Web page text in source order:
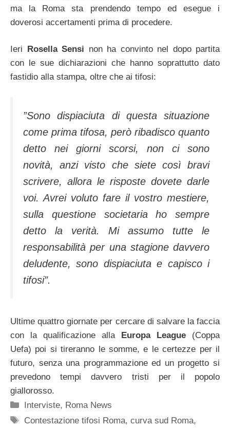
ma la Roma sta prendendo tempo ed esegue i
doverosi accertamenti prima di procedere.
Ieri Rosella Sensi non ha convinto nel dopo partita
con le sue dichiarazioni che hanno soprattutto dato
fastidio alla stampa, oltre che ai tifosi:
”Sono dispiaciuta di questa situazione
come prima tifosa, però ribadisco quanto
detto nei giorni scorsi, non ci sono
novità, anzi visto che siete così bravi
scrivere, allora le risposte dovete darle
voi. Avrei voluto fare il vostro mestiere,
sulla questione societaria ho sempre
detto la verità. Mi assumo tutte le
responsabilità per una stagione davvero
deludente, sono dispiaciuta e capisco i
tifosi”.
Ultime quattro giornate per cercare di salvare la faccia
con la qualificazione alla Europa League (Coppa
Uefa) poi si tireranno le somme, e le certezze per il
futuro, senza una programmazione ed un progetto si
prevedono tempi davvero tristi per il popolo
giallorosso.
Categorie
Interviste, Roma News
Tag
Contestazione tifosi Roma,curva sud Roma,